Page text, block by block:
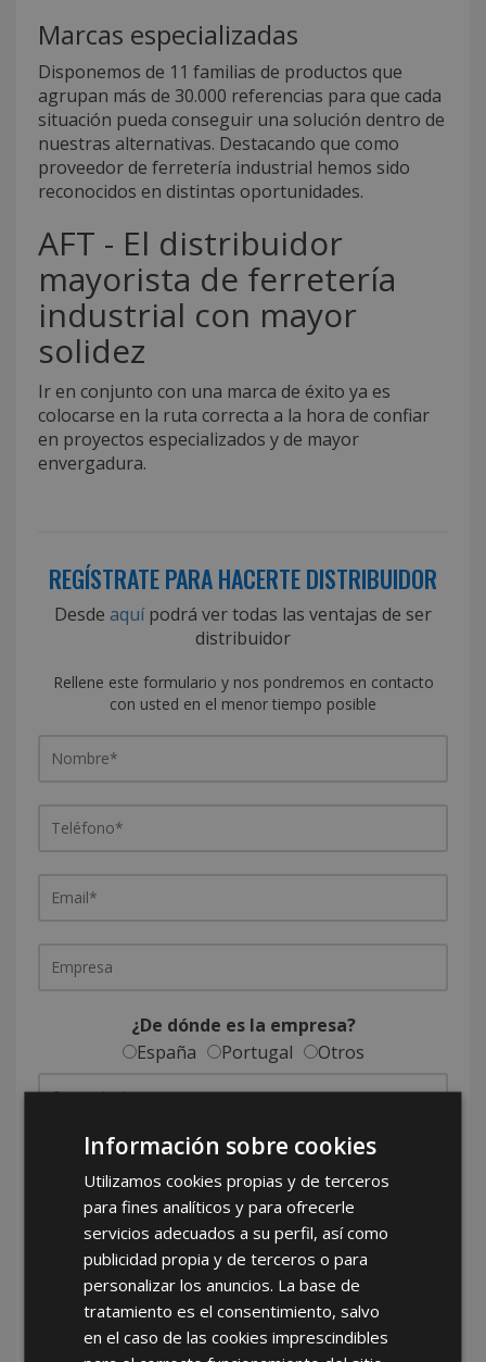
Marcas especializadas
Disponemos de 11 familias de productos que
agrupan más de 30.000 referencias para que cada
situación pueda conseguir una solución dentro de
nuestras alternativas. Destacando que como
proveedor de ferretería industrial hemos sido
reconocidos en distintas oportunidades.
AFT - El distribuidor
mayorista de ferretería
industrial con mayor
solidez
Ir en conjunto con una marca de éxito ya es
colocarse en la ruta correcta a la hora de confiar
en proyectos especializados y de mayor
envergadura.
REGÍSTRATE PARA HACERTE DISTRIBUIDOR
Desde aquípodrá ver todas las ventajas de ser
distribuidor
Rellene este formulario y nos pondremos en contacto
con usted en el menor tiempo posible
¿De dónde es la empresa?
España
Portugal Otros
He leído y acepto la Política de Privacidad
*Abstenerse particulares, sólo venta a tiendas y empresas
minoristas y mayoristas.
Información sobre cookies
Utilizamos cookies propias y de terceros
para fines analíticos y para ofrecerle
servicios adecuados a su perfil, así como
publicidad propia y de terceros o para
personalizar los anuncios. La base de
tratamiento es el consentimiento, salvo
en el caso de las cookies imprescindibles